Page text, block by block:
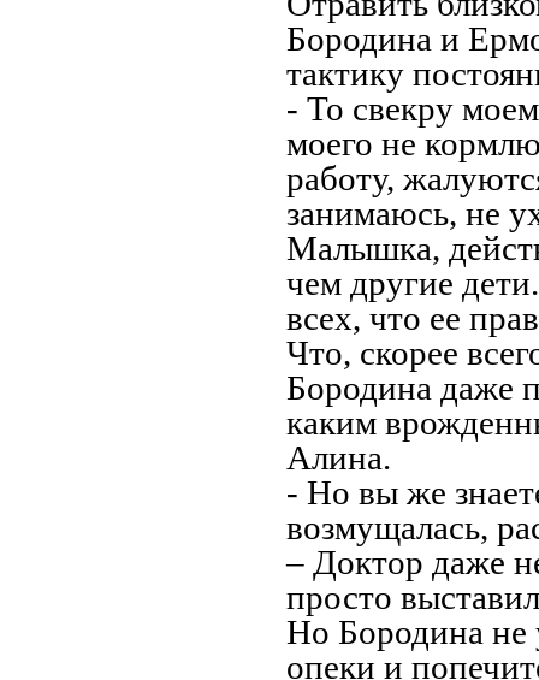
Бородина и
тактику
- То свекру
моего не
работу,
занимаюсь, не
Малышка,
чем другие
всех, что ее
Что, скорее
Бородина даже
каким
Алина.
- Но вы же
возмущалась,
– Доктор даже
просто
Но Бородина не
опеки и